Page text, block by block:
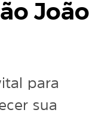
João
para
sua